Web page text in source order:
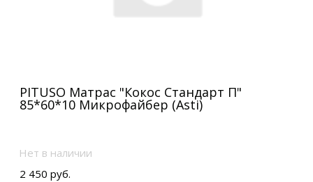
PITUSO Матрас "Кокос Стандарт П"
85*60*10 Микрофайбер (Asti)
Нет в наличии
2 450 руб.